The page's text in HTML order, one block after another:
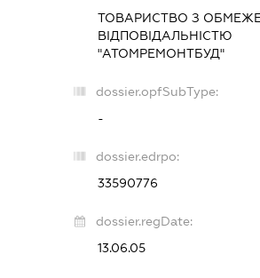
ТОВАРИСТВО З
ВІДПОВІДАЛЬНІСТЮ
"АТОМРЕМОНТБУД"
dossier.opfSubType:
-
dossier.edrpo:
33590776
dossier.regDate:
13.06.05